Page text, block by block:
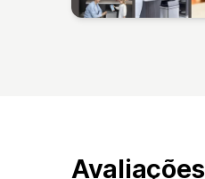
Avaliações